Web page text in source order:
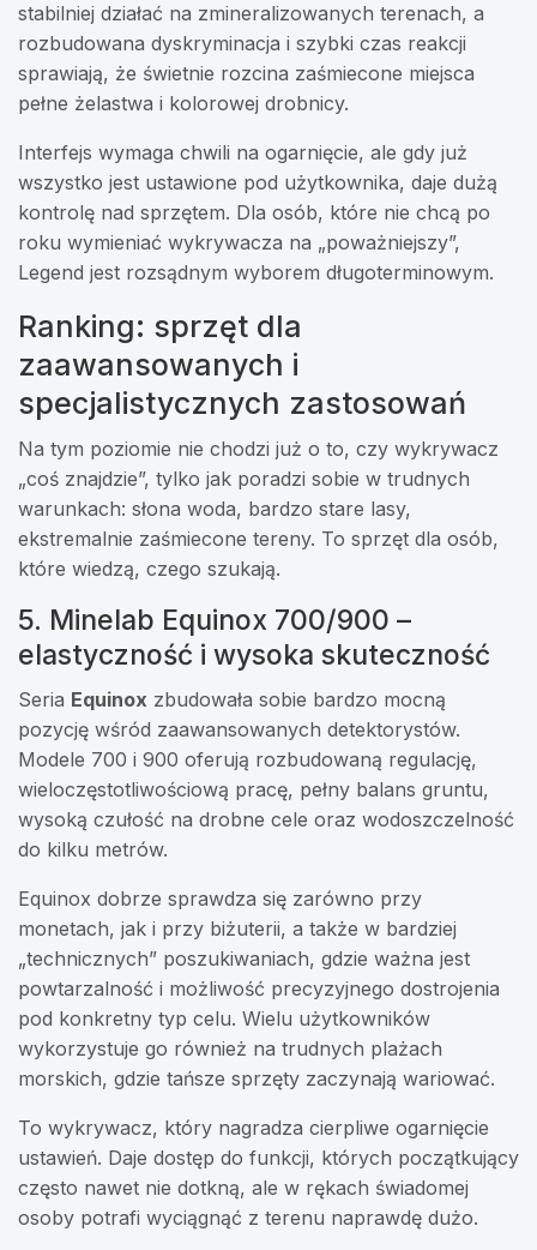
stabilniej działać na zmineralizowanych terenach, a
rozbudowana dyskryminacja i szybki czas reakcji
sprawiają, że świetnie rozcina zaśmiecone miejsca
pełne żelastwa i kolorowej drobnicy.
Interfejs wymaga chwili na ogarnięcie, ale gdy już
wszystko jest ustawione pod użytkownika, daje dużą
kontrolę nad sprzętem. Dla osób, które nie chcą po
roku wymieniać wykrywacza na „poważniejszy”,
Legend jest rozsądnym wyborem długoterminowym.
Ranking: sprzęt dla
zaawansowanych i
specjalistycznych zastosowań
Na tym poziomie nie chodzi już o to, czy wykrywacz
„coś znajdzie”, tylko jak poradzi sobie w trudnych
warunkach: słona woda, bardzo stare lasy,
ekstremalnie zaśmiecone tereny. To sprzęt dla osób,
które wiedzą, czego szukają.
5. Minelab Equinox 700/900 –
elastyczność i wysoka skuteczność
Seria Equinox zbudowała sobie bardzo mocną
pozycję wśród zaawansowanych detektorystów.
Modele 700 i 900 oferują rozbudowaną regulację,
wieloczęstotliwościową pracę, pełny balans gruntu,
wysoką czułość na drobne cele oraz wodoszczelność
do kilku metrów.
Equinox dobrze sprawdza się zarówno przy
monetach, jak i przy biżuterii, a także w bardziej
„technicznych” poszukiwaniach, gdzie ważna jest
powtarzalność i możliwość precyzyjnego dostrojenia
pod konkretny typ celu. Wielu użytkowników
wykorzystuje go również na trudnych plażach
morskich, gdzie tańsze sprzęty zaczynają wariować.
To wykrywacz, który nagradza cierpliwe ogarnięcie
ustawień. Daje dostęp do funkcji, których początkujący
często nawet nie dotkną, ale w rękach świadomej
osoby potrafi wyciągnąć z terenu naprawdę dużo.